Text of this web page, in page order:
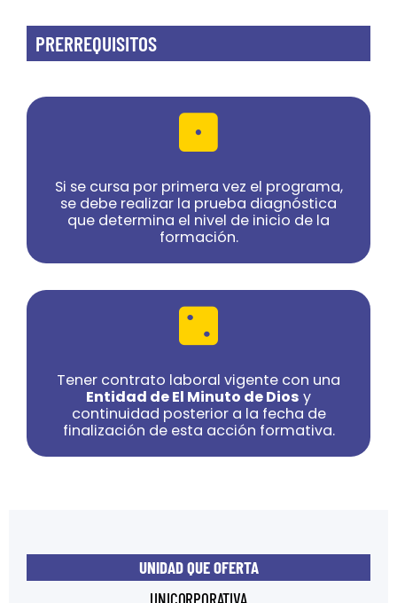
UNIDAD QUE OFERTA
UNICORPORATIVA
PRERREQUISITOS
Si se cursa por primera vez el programa,
se debe realizar la prueba diagnóstica
que determina el nivel de inicio de la
formación.
Tener contrato laboral vigente con una
Entidad de El Minuto de Dios y
continuidad posterior a la fecha de
finalización de esta acción formativa.